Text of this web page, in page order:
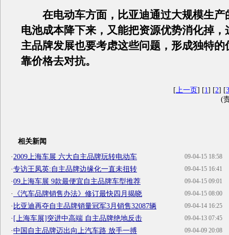
在电动车方面，比亚迪通过大规模生产
电池成本降下来，又能把资源优势消化掉，
主品牌发展也要考虑这些问题，形成独特的
靠价格去对抗。
[上一页] [1] [2] [3
(
相关新闻
09-04-15 18:58
·2009上海车展 六大自主品牌玩转电动车
09-04-15 16:41
·专访王凤英:自主品牌边缘化一直未扭转
09-04-15 09:01
·09上海车展 9款最便宜自主品牌车型推荐
09-04-15 08:00
· 《汽车品牌销售办法》修订最快四月揭晓
09-04-14 16:25
· 比亚迪再夺自主品牌销量冠军3月销售32087辆
09-04-13 07:45
·[上海车展]突进中高端 自主品牌绝地反击
09-04-09 20:08
·中国自主品牌迈出向上汽车路 放手一搏